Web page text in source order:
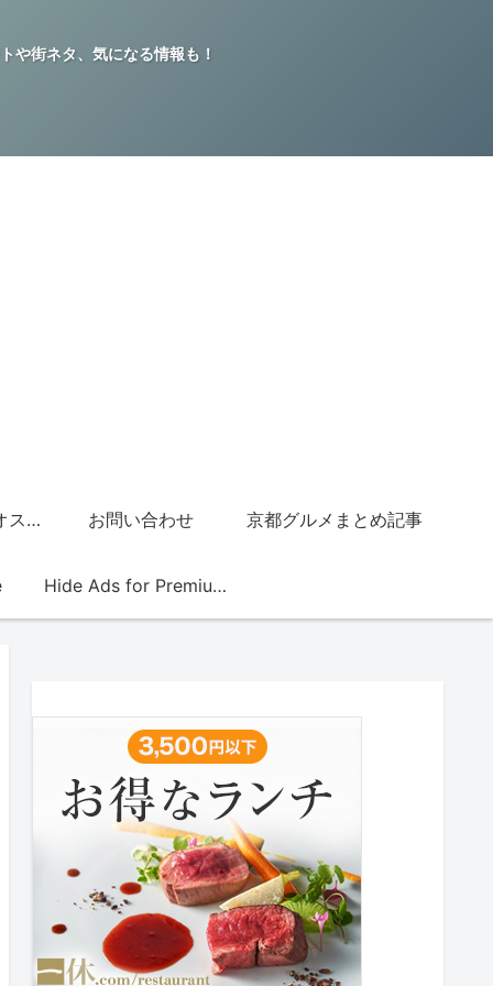
や街ネタ、気になる情報も！
グッチジャパン的オススメ店 お問い合わせ 京都グルメまとめ記事
Hide Ads for Premium Members